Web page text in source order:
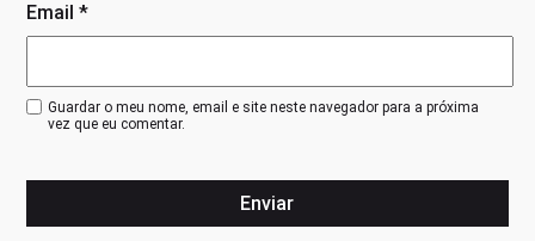
Email*
Guardar o meu nome, email e site neste navegador para a próxima
vez que eu comentar.